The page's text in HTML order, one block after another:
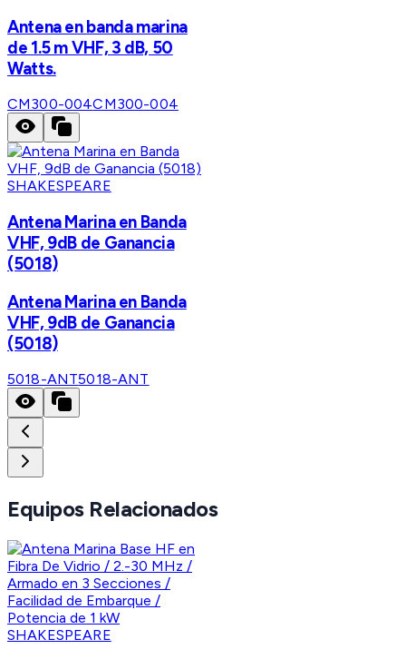
Antena en banda marina
de 1.5 m VHF, 3 dB, 50
Watts.
CM300-004CM300-004
SHAKESPEARE
Antena Marina en Banda
VHF, 9dB de Ganancia
(5018)
Antena Marina en Banda
VHF, 9dB de Ganancia
(5018)
5018-ANT5018-ANT
Equipos Relacionados
SHAKESPEARE